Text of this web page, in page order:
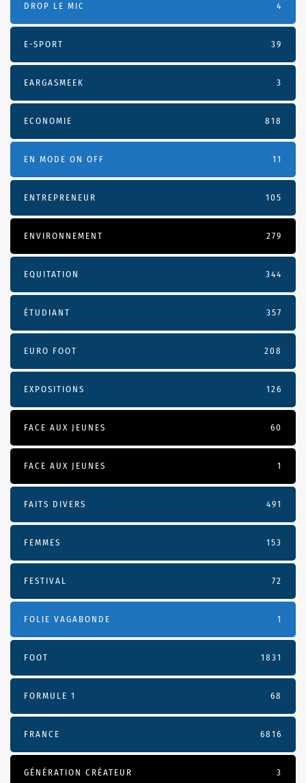
DROP LE MIC 4
E-SPORT 39
EARGASMEEK 3
ECONOMIE 818
EN MODE ON OFF 11
ENTREPRENEUR 105
ENVIRONNEMENT 279
EQUITATION 344
ÉTUDIANT 357
EURO FOOT 208
EXPOSITIONS 126
FACE AUX JEUNES 60
FACE AUX JEUNES 1
FAITS DIVERS 491
FEMMES 153
FESTIVAL 72
FOLIE VAGABONDE 1
FOOT 1831
FORMULE 1 68
FRANCE 6816
GÉNÉRATION CRÉATEUR 3